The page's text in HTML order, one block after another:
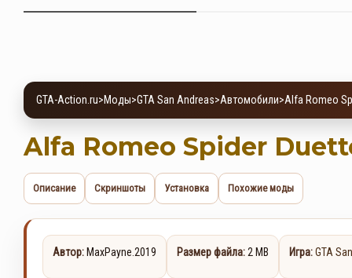
GTA-Action.ru>Моды>GTA San Andreas>Автомобили>Alfa Romeo
Alfa Romeo Spider
Описание Скриншоты Установка Похожие моды
Автор: MaxPayne.2019 Размер файла: 2 MB Игра:GTA